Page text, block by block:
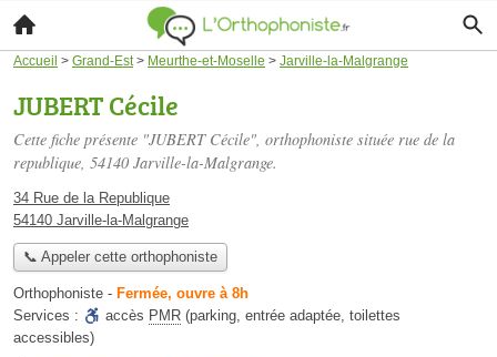
Accueil > Grand-Est> Meurthe-et-Moselle > Jarville-la-Malgrange
JUBERT Cécile
Cette fiche présente "JUBERT Cécile", orthophoniste située rue de la
republique, 54140 Jarville-la-Malgrange.
34 Rue de la Republique
54140 Jarville-la-Malgrange
📞 Appeler cette orthophoniste
Orthophoniste - Fermée, ouvre à 8h
Services :
accès PMR (parking, entrée adaptée, toilettes
accessibles)